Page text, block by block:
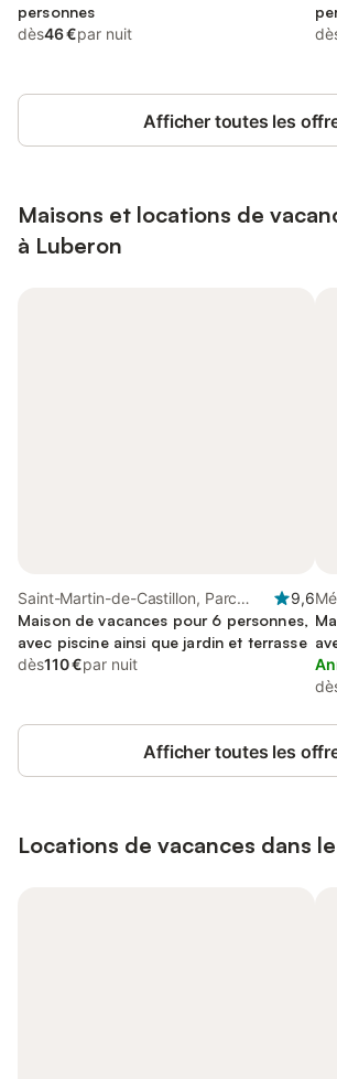
personnes
dès46 €par nuit
Afficher toutes les
Maisons et locations de
à Luberon
Saint-Martin-de-Castillon, Parc
naturel régional du Luberon
9,6
Maison de vacances pour 6 personnes,
avec piscine ainsi que jardin et terrasse
dès110 €par nuit
Afficher toutes les
Locations de vacances dans